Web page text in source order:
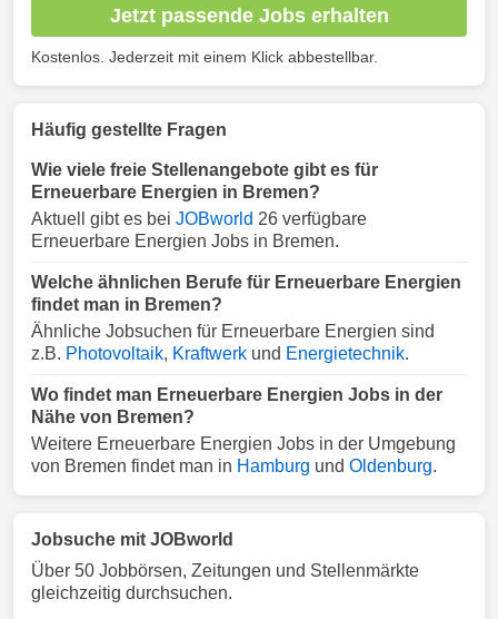
Jetzt passende Jobs erhalten
Kostenlos. Jederzeit mit einem Klick abbestellbar.
Häufig gestellte Fragen
Wie viele freie Stellenangebote gibt es für
Erneuerbare Energien in Bremen?
Aktuell gibt es bei JOBworld 26 verfügbare
Erneuerbare Energien Jobs in Bremen.
Welche ähnlichen Berufe für Erneuerbare Energien
findet man in Bremen?
Ähnliche Jobsuchen für Erneuerbare Energien sind
z.B. Photovoltaik, Kraftwerk und Energietechnik.
Wo findet man Erneuerbare Energien Jobs in der
Nähe von Bremen?
Weitere Erneuerbare Energien Jobs in der Umgebung
von Bremen findet man in Hamburg und Oldenburg.
Jobsuche mit JOBworld
Über 50 Jobbörsen, Zeitungen und Stellenmärkte
gleichzeitig durchsuchen.